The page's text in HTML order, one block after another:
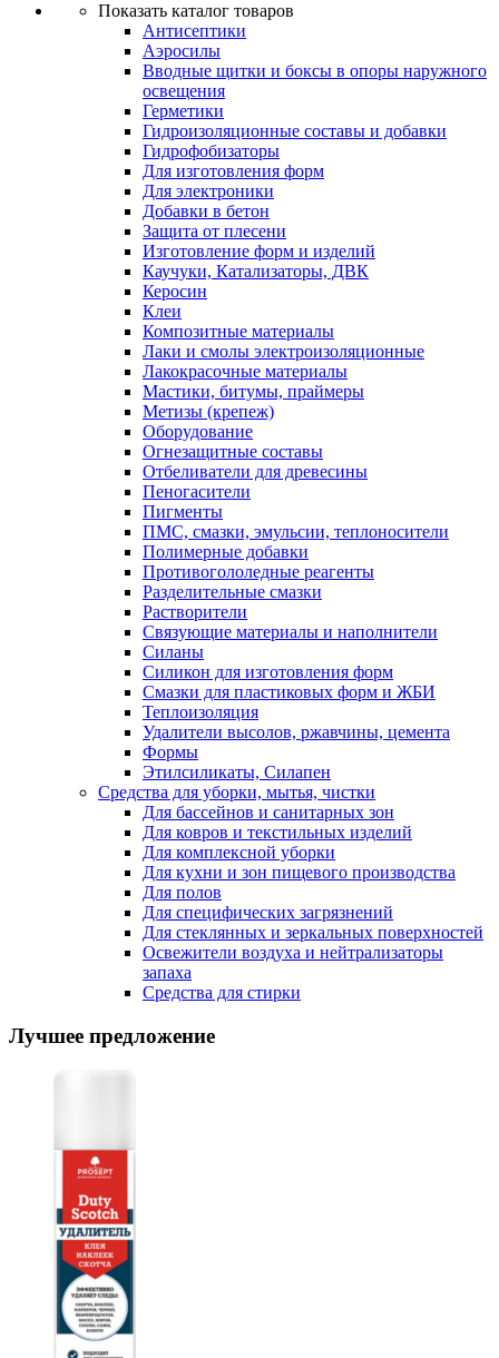
Показать каталог товаров
Антисептики
Аэросилы
Вводные щитки и боксы в опоры наружного
освещения
Герметики
Гидроизоляционные составы и добавки
Гидрофобизаторы
Для изготовления форм
Для электроники
Добавки в бетон
Защита от плесени
Изготовление форм и изделий
Каучуки, Катализаторы, ДВК
Керосин
Клеи
Композитные материалы
Лаки и смолы электроизоляционные
Лакокрасочные материалы
Мастики, битумы, праймеры
Метизы (крепеж)
Оборудование
Огнезащитные составы
Отбеливатели для древесины
Пеногасители
Пигменты
ПМС, смазки, эмульсии, теплоносители
Полимерные добавки
Противогололедные реагенты
Разделительные смазки
Растворители
Связующие материалы и наполнители
Силаны
Силикон для изготовления форм
Смазки для пластиковых форм и ЖБИ
Теплоизоляция
Удалители высолов, ржавчины, цемента
Формы
Этилсиликаты, Силапен
Средства для уборки, мытья, чистки
Для бассейнов и санитарных зон
Для ковров и текстильных изделий
Для комплексной уборки
Для кухни и зон пищевого производства
Для полов
Для специфических загрязнений
Для стеклянных и зеркальных поверхностей
Освежители воздуха и нейтрализаторы
запаха
Средства для стирки
Лучшее предложение